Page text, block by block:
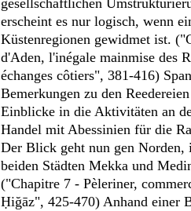
gesellschaftlichen
erscheint es nur logisch, wenn
Küstenregionen gewidmet ist.
d'Aden, l'inégale mainmise des
échanges côtiers", 381-416)
Bemerkungen zu den
Einblicke in die Aktivitäten an
Handel mit Abessinien für die
Der Blick geht nun gen Norden,
beiden Städten Mekka und
("Chapitre 7 - Pèleriner,
Ḥiğāz", 425-470) Anhand einer